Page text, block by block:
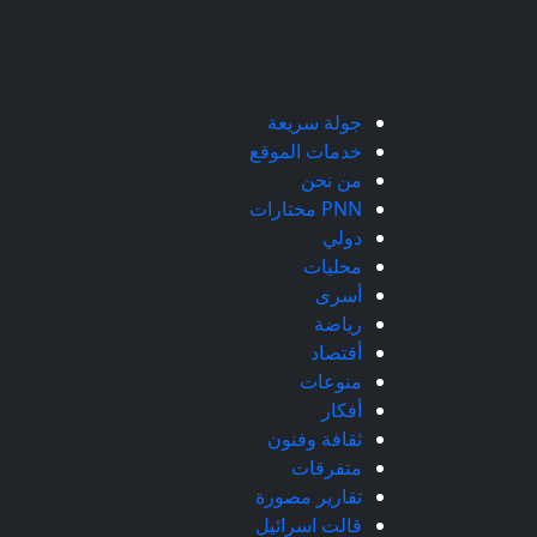
جولة سريعة
خدمات الموقع
من نحن
PNN مختارات
دولي
محليات
أسرى
رياضة
أقتصاد
منوعات
أفكار
ثقافة وفنون
متفرقات
تقارير مصورة
قالت اسرائيل